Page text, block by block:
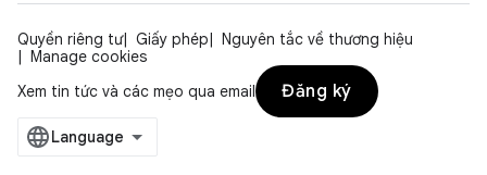
Quyền riêng tư Giấy phép
Nguyên tắc về thương hiệu
Manage cookies
Xem tin tức và các mẹo qua email
Đăng ký